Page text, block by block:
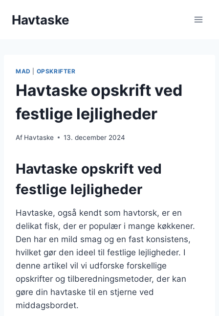
Havtaske
MAD OPSKRIFTER
Havtaske opskrift ved
festlige lejligheder
Af Havtaske 13. december 2024
Havtaske opskrift ved
festlige lejligheder
Havtaske, også kendt som havtorsk, er en
delikat fisk, der er populær i mange køkkener.
Den har en mild smag og en fast konsistens,
hvilket gør den ideel til festlige lejligheder. I
denne artikel vil vi udforske forskellige
opskrifter og tilberedningsmetoder, der kan
gøre din havtaske til en stjerne ved
middagsbordet.